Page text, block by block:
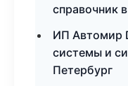
справочник
ИП Автомир
системы и
Петербург